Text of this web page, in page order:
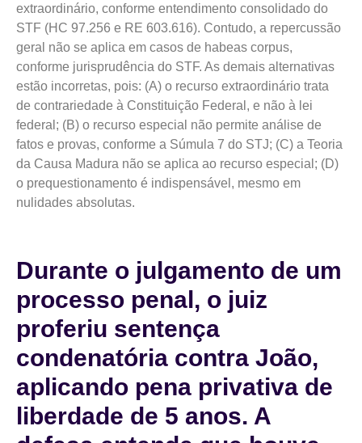
extraordinário, conforme entendimento consolidado do
STF (HC 97.256 e RE 603.616). Contudo, a repercussão
geral não se aplica em casos de habeas corpus,
conforme jurisprudência do STF. As demais alternativas
estão incorretas, pois: (A) o recurso extraordinário trata
de contrariedade à Constituição Federal, e não à lei
federal; (B) o recurso especial não permite análise de
fatos e provas, conforme a Súmula 7 do STJ; (C) a Teoria
da Causa Madura não se aplica ao recurso especial; (D)
o prequestionamento é indispensável, mesmo em
nulidades absolutas.
Durante o julgamento de um
processo penal, o juiz
proferiu sentença
condenatória contra João,
aplicando pena privativa de
liberdade de 5 anos. A